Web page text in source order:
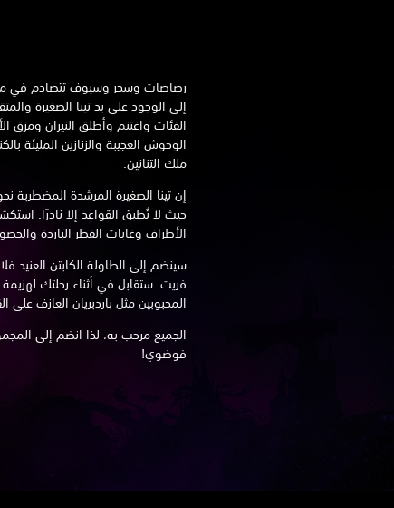
رصاصات وسحر وسيوف تتصادم في
إلى الوجود على يد تينا الصغيرة
الفئات واغتنم وأطلق النيران ومزق
الوحوش العجيبة والزنازين المليئة
ملك التنانين.
إن تينا الصغيرة المرشدة المضطربة
حيث لا تُطبق القواعد إلا نادرًا.
الأطراف وغابات الفطر الباردة
سينضم إلى الطاولة الكابتن العنيد
فريت. ستقابل في أثناء رحلتك
المحبوبين مثل باردبريان العازف
الجميع مرحب به، لذا انضم إلى
فوضوي!